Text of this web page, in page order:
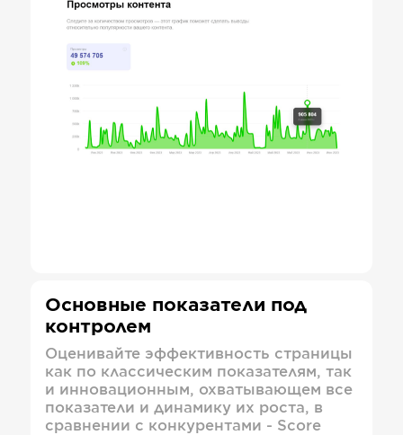
Основные показатели под
контролем
Оценивайте эффективность страницы
как по классическим показателям, так
и инновационным, охватывающем все
показатели и динамику их роста, в
сравнении с конкурентами - Score